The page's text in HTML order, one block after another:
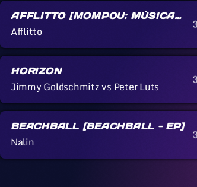
AFFLITTO [MOMPOU: MÚSICA
CALLADA]
Afflitto
HORIZON
Jimmy Goldschmitz vs Peter Luts
BEACHBALL [BEACHBALL - EP]
Nalin